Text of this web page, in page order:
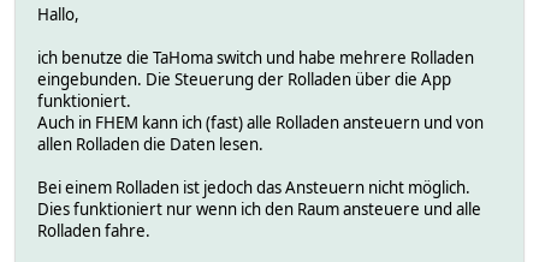
# Hier können Sie den generierten Token speichern
} else {
Log3 $name, 2, "$name: Fehler beim Generieren des
# Hier können Sie entsprechend auf einen Fehler
}
Hallo,
ich benutze die TaHoma switch und habe mehrere Rolladen
eingebunden. Die Steuerung der Rolladen über die App
funktioniert.
Auch in FHEM kann ich (fast) alle Rolladen ansteuern und von
allen Rolladen die Daten lesen.
Bei einem Rolladen ist jedoch das Ansteuern nicht möglich.
Dies funktioniert nur wenn ich den Raum ansteuere und alle
Rolladen fahre.